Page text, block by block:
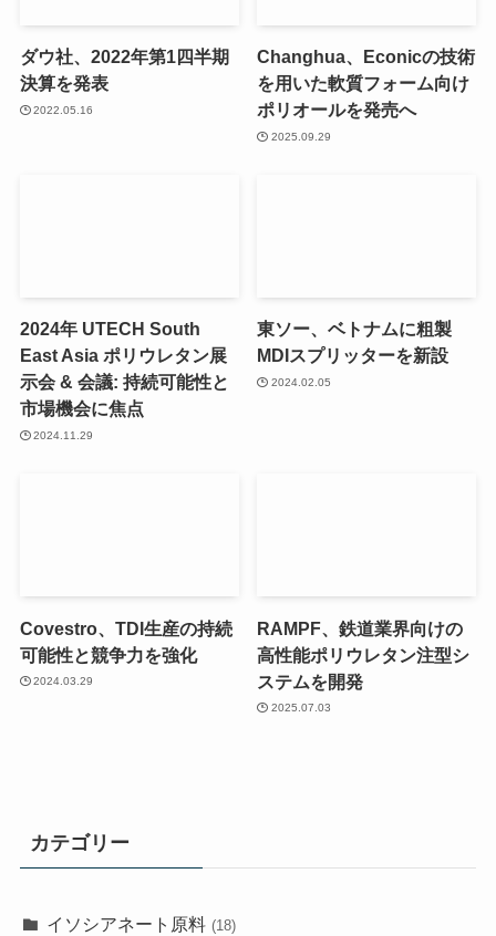
ダウ社、2022年第1四半期
決算を発表
2022.05.16
Changhua、Econicの技術
を用いた軟質フォーム向け
ポリオールを発売へ
2025.09.29
2024年 UTECH South
East Asia ポリウレタン展
示会 & 会議: 持続可能性と
市場機会に焦点
2024.11.29
東ソー、ベトナムに粗製
MDIスプリッターを新設
2024.02.05
Covestro、TDI生産の持続
可能性と競争力を強化
2024.03.29
RAMPF、鉄道業界向けの
高性能ポリウレタン注型シ
ステムを開発
2025.07.03
カテゴリー
イソシアネート原料 (18)